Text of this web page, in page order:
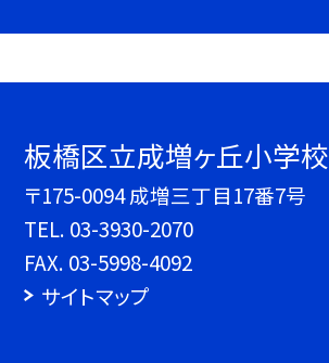
板橋区立成増ヶ丘小学校
〒175-0094 成増三丁目17番7号
TEL. 03-3930-2070
FAX. 03-5998-4092
サイトマップ